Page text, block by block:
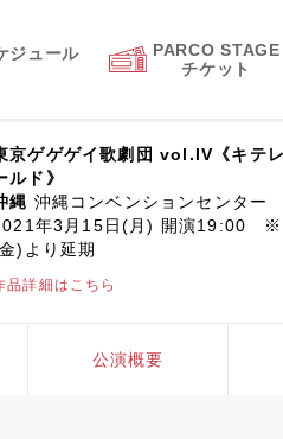
ジュール
PARCO STAGE
チケット
京ゲゲゲイ歌劇団 vol.IV《キテ
ルド》
縄 沖縄コンベンションセンター
年3月15日(月) 開演19:00
)より延期
品詳細はこちら
公演概要